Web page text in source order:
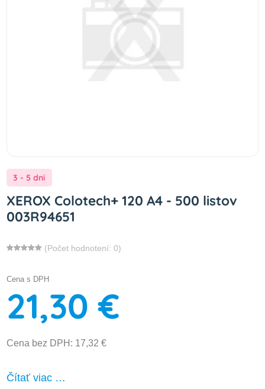
3 - 5 dni
XEROX Colotech+ 120 A4 - 500 listov
003R94651
(Počet hodnotení: 0)
Cena s DPH
21,30 €
Cena bez DPH: 17,32 €
Čítať viac …